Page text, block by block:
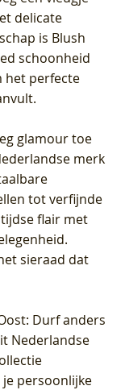
delicate
is Blush
schoonheid
het perfecte
glamour toe
merk
tot verfijnde
flair met
sieraad dat
: Durf anders
Nederlandse
persoonlijke